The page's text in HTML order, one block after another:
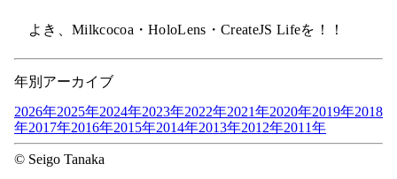
よき、Milkcocoa・HoloLens・CreateJS Lifeを！！
年別アーカイブ
2026年2025年2024年2023年2022年2021年2020年2019年2018
年2017年2016年2015年2014年2013年2012年2011年
© Seigo Tanaka